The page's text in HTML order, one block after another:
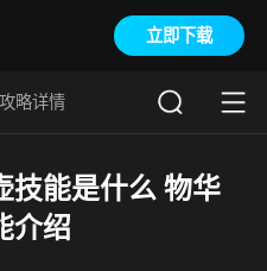
立即下载
攻略详情
技能是什么 物华
介绍